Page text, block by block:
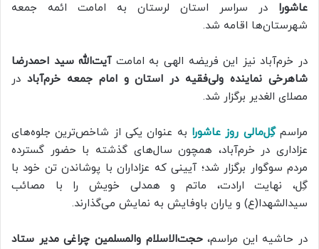
عاشورا در سراسر استان لرستان به امامت ائمه جمعه
شهرستان‌ها اقامه شد.
در خرم‌آباد نیز این فریضه الهی به امامتآیت‌الله سید احمدرضا
شاهرخی نماینده ولی‌فقیه در استان و امام جمعه خرم‌آباد در
مصلای الغدیر برگزار شد.
مراسمگِل‌مالی روز عاشورا به عنوان یکی از شاخص‌ترین جلوه‌های
عزاداری در خرم‌آباد، همچون سال‌های گذشته با حضور گسترده
مردم سوگوار برگزار شد؛ آیینی که عزاداران با پوشاندن تن خود با
گِل، نهایت ارادت، ماتم و همدلی خویش را با مصائب
سیدالشهدا(ع) و یاران باوفایش به نمایش می‌گذارند.
در حاشیه این مراسم،حجت‌الاسلام والمسلمین چراغی مدیر ستاد